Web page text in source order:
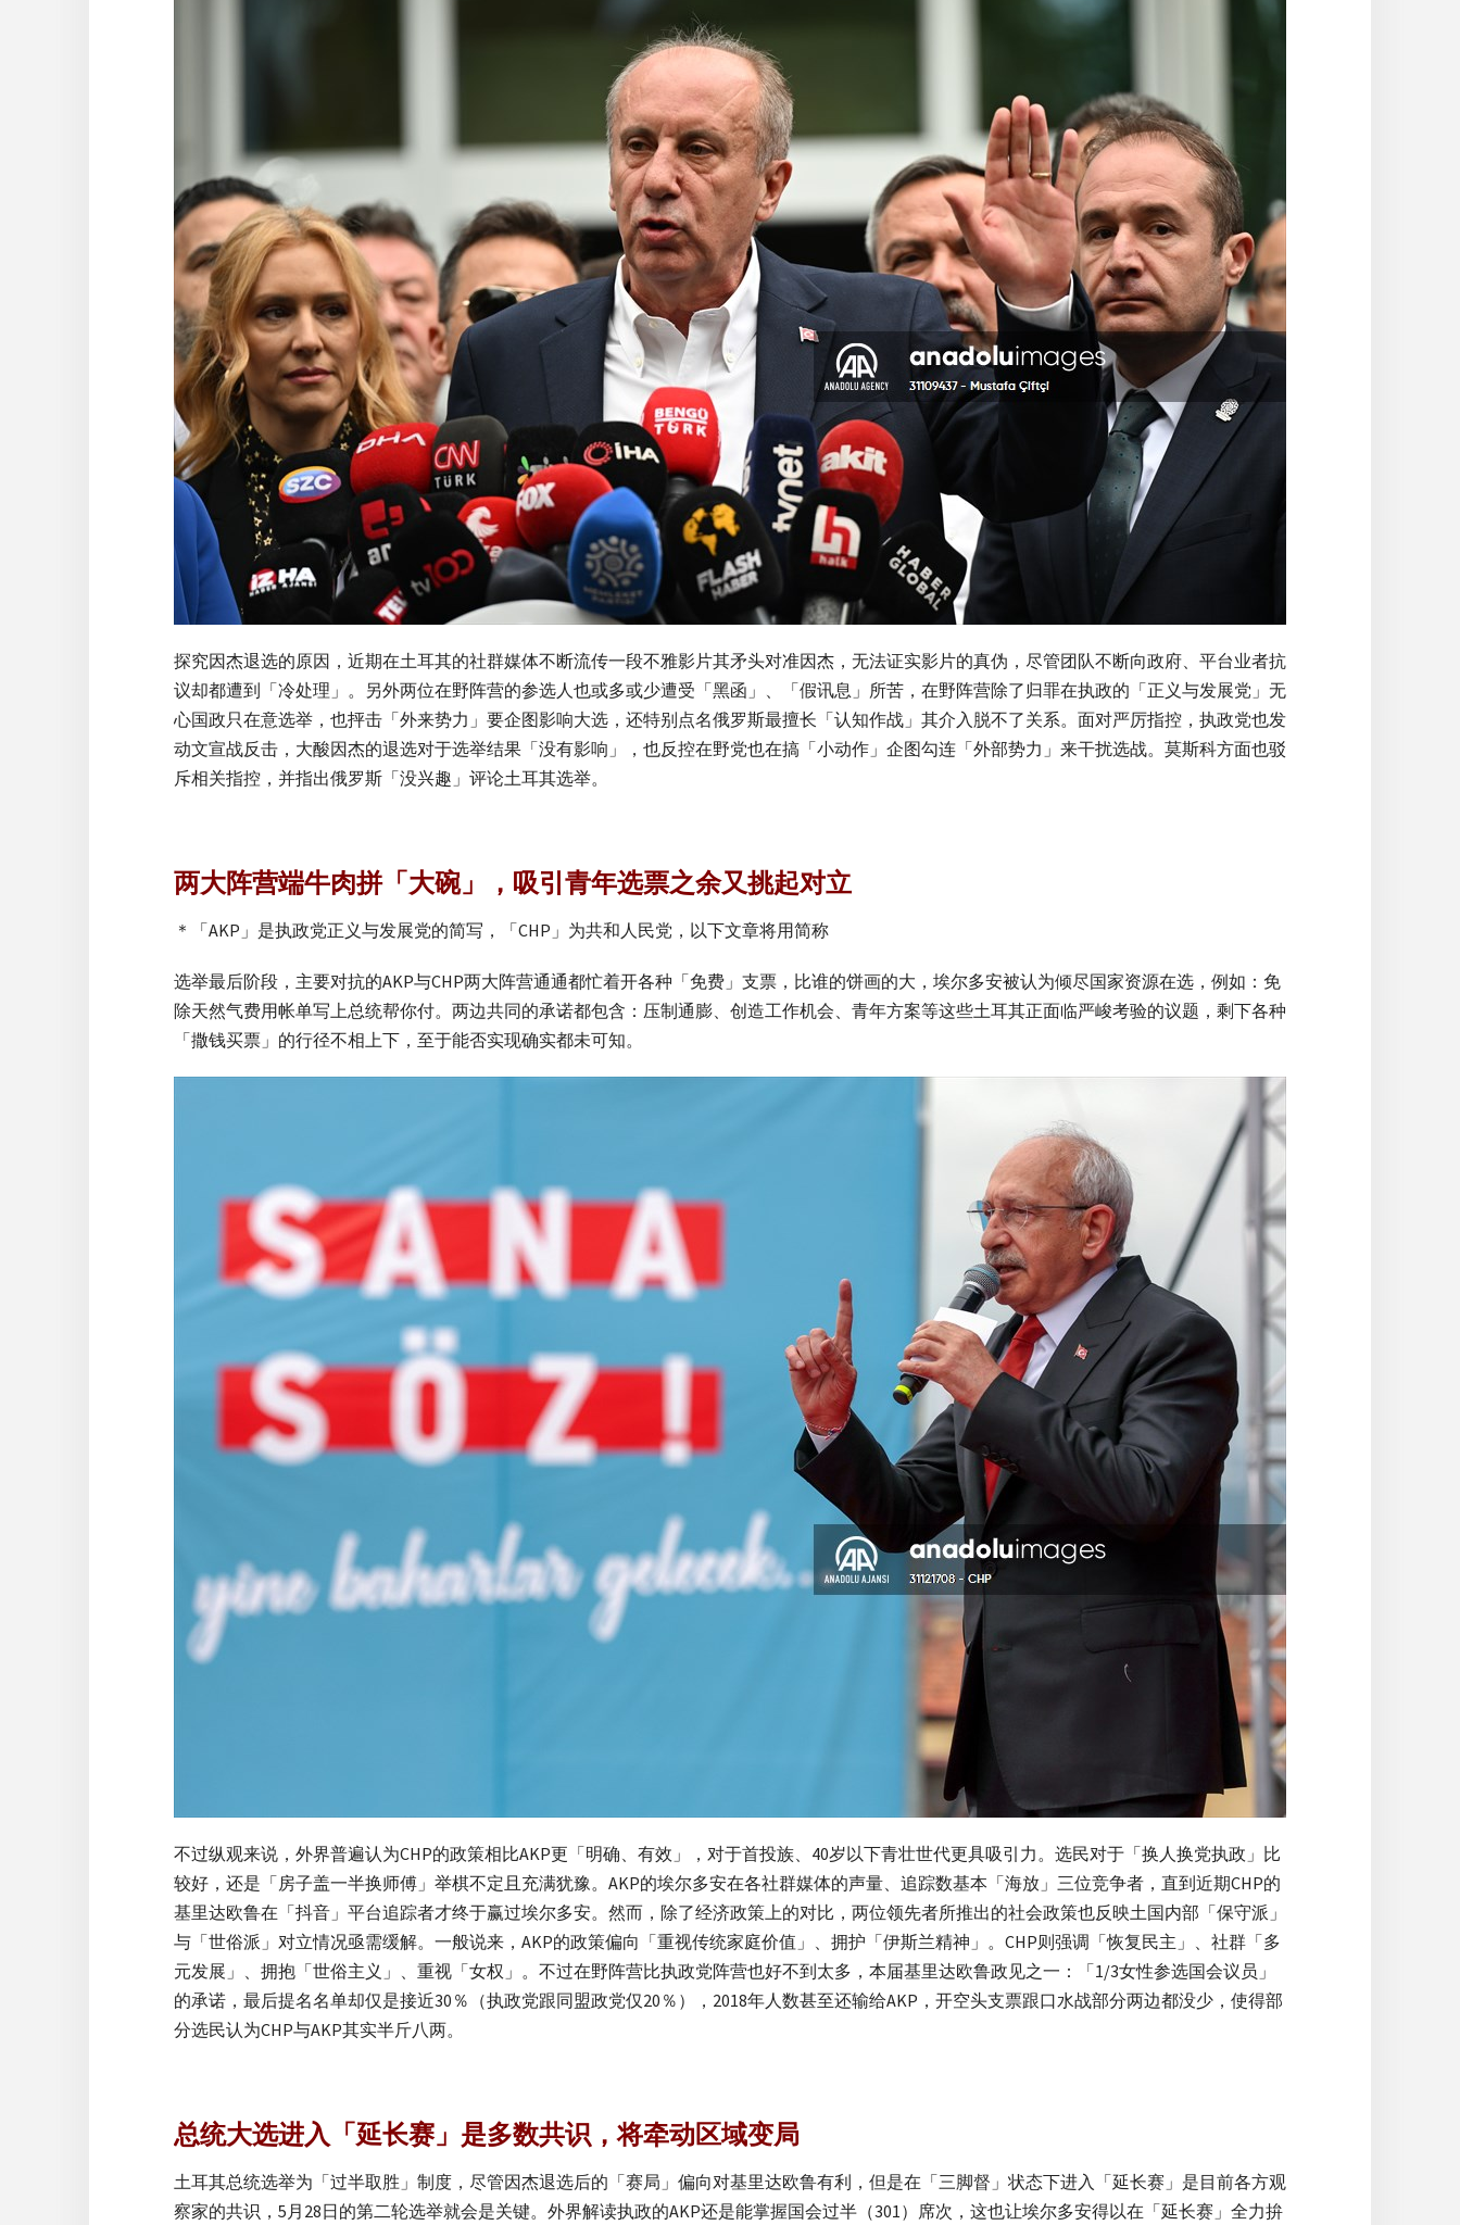
探究因杰退选的原因，近期在土耳其的社群媒体不断流传一段不雅影片其矛头对准因杰，无法证实影片的真伪，尽管团队不断向政府、平台业者抗
议却都遭到「冷处理」。另外两位在野阵营的参选人也或多或少遭受「黑函」、「假讯息」所苦，在野阵营除了归罪在执政的「正义与发展党」无
心国政只在意选举，也抨击「外来势力」要企图影响大选，还特别点名俄罗斯最擅长「认知作战」其介入脱不了关系。面对严厉指控，执政党也发
动文宣战反击，大酸因杰的退选对于选举结果「没有影响」，也反控在野党也在搞「小动作」企图勾连「外部势力」来干扰选战。莫斯科方面也驳
斥相关指控，并指出俄罗斯「没兴趣」评论土耳其选举。
两大阵营端牛肉拼「大碗」，吸引青年选票之余又挑起对立
＊「AKP」是执政党正义与发展党的简写，「CHP」为共和人民党，以下文章将用简称
选举最后阶段，主要对抗的AKP与CHP两大阵营通通都忙着开各种「免费」支票，比谁的饼画的大，埃尔多安被认为倾尽国家资源在选，例如：免
除天然气费用帐单写上总统帮你付。两边共同的承诺都包含：压制通膨、创造工作机会、青年方案等这些土耳其正面临严峻考验的议题，剩下各种
「撒钱买票」的行径不相上下，至于能否实现确实都未可知。
不过纵观来说，外界普遍认为CHP的政策相比AKP更「明确、有效」，对于首投族、40岁以下青壮世代更具吸引力。选民对于「换人换党执政」比
较好，还是「房子盖一半换师傅」举棋不定且充满犹豫。AKP的埃尔多安在各社群媒体的声量、追踪数基本「海放」三位竞争者，直到近期CHP的
基里达欧鲁在「抖音」平台追踪者才终于赢过埃尔多安。然而，除了经济政策上的对比，两位领先者所推出的社会政策也反映土国内部「保守派」
与「世俗派」对立情况亟需缓解。一般说来，AKP的政策偏向「重视传统家庭价值」、拥护「伊斯兰精神」。CHP则强调「恢复民主」、社群「多
元发展」、拥抱「世俗主义」、重视「女权」。不过在野阵营比执政党阵营也好不到太多，本届基里达欧鲁政见之一：「1/3女性参选国会议员」
的承诺，最后提名名单却仅是接近30％（执政党跟同盟政党仅20％），2018年人数甚至还输给AKP，开空头支票跟口水战部分两边都没少，使得部
分选民认为CHP与AKP其实半斤八两。
总统大选进入「延长赛」是多数共识，将牵动区域变局
土耳其总统选举为「过半取胜」制度，尽管因杰退选后的「赛局」偏向对基里达欧鲁有利，但是在「三脚督」状态下进入「延长赛」是目前各方观
察家的共识，5月28日的第二轮选举就会是关键。外界解读执政的AKP还是能掌握国会过半（301）席次，这也让埃尔多安得以在「延长赛」全力拚